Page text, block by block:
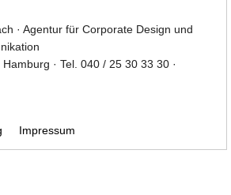
· Agentur für Corporate Design und
· Tel. 040 / 25 30 33 30 ·
Impressum